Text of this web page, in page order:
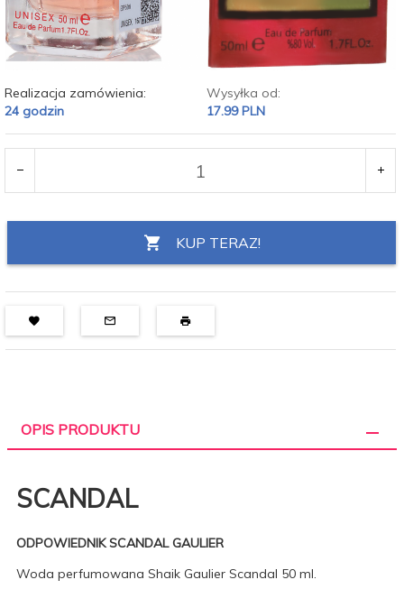
Realizacja zamówienia:
24 godzin
Wysyłka od:
17.99 PLN
KUP TERAZ!
OPIS PRODUKTU
SCANDAL
ODPOWIEDNIK SCANDAL GAULIER
Woda perfumowana Shaik Gaulier Scandal 50 ml.